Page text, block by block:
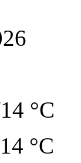
°C
°C